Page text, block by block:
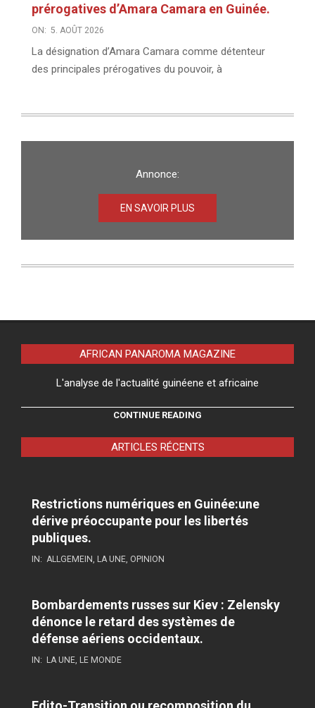
prérogatives d’Amara Camara en Guinée.
ON: 5. AOÛT 2026
La désignation d’Amara Camara comme détenteur
des principales prérogatives du pouvoir, à
Annonce:
EN SAVOIR PLUS
AFRICAN PANAROMA MAGAZINE
L'analyse de l'actualité guinéene et africaine
CONTINUE READING
ARTICLES RÉCENTS
Restrictions numériques en Guinée:une
dérive préoccupante pour les libertés
publiques.
IN: ALLGEMEIN, LA UNE, OPINION
Bombardements russes sur Kiev : Zelensky
dénonce le retard des systèmes de
défense aériens occidentaux.
IN: LA UNE, LE MONDE